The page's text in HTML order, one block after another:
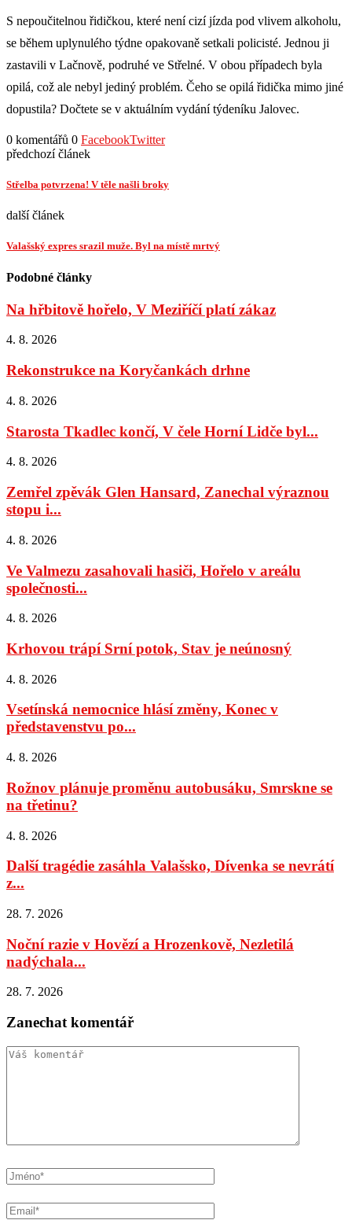
S nepoučitelnou řidičkou, které není cizí jízda pod vlivem alkoholu,
se během uplynulého týdne opakovaně setkali policisté. Jednou ji
zastavili v Lačnově, podruhé ve Střelné. V obou případech byla
opilá, což ale nebyl jediný problém. Čeho se opilá řidička mimo jiné
dopustila? Dočtete se v aktuálním vydání týdeníku Jalovec.
0 komentářů 0 FacebookTwitter
předchozí článek
Střelba potvrzena! V těle našli broky
další článek
Valašský expres srazil muže. Byl na místě mrtvý
Podobné články
Na hřbitově hořelo, V Meziříčí platí zákaz
4. 8. 2026
Rekonstrukce na Koryčankách drhne
4. 8. 2026
Starosta Tkadlec končí, V čele Horní Lidče byl...
4. 8. 2026
Zemřel zpěvák Glen Hansard, Zanechal výraznou
stopu i...
4. 8. 2026
Ve Valmezu zasahovali hasiči, Hořelo v areálu
společnosti...
4. 8. 2026
Krhovou trápí Srní potok, Stav je neúnosný
4. 8. 2026
Vsetínská nemocnice hlásí změny, Konec v
představenstvu po...
4. 8. 2026
Rožnov plánuje proměnu autobusáku, Smrskne se
na třetinu?
4. 8. 2026
Další tragédie zasáhla Valašsko, Dívenka se nevrátí
z...
28. 7. 2026
Noční razie v Hovězí a Hrozenkově, Nezletilá
nadýchala...
28. 7. 2026
Zanechat komentář